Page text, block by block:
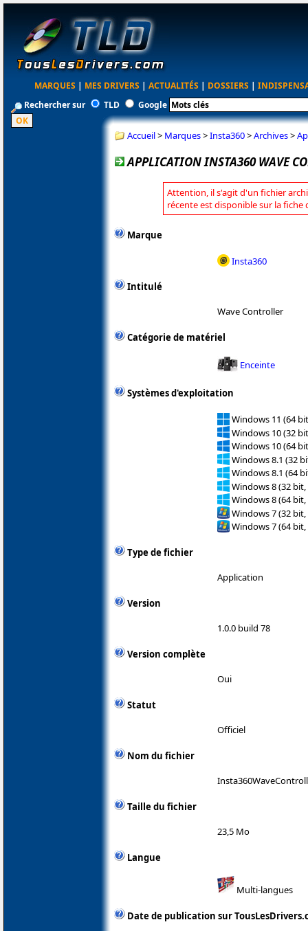
MARQUES | MES DRIVERS | ACTUALITÉS | DOSSIERS |
Rechercher sur
TLD Google
Accueil> Marques>Insta360>Archives>
APPLICATION INSTA360 WAVE
Attention, il s'agit d'un fichier
récente est disponible sur la fiche
Marque
Insta360
Intitulé
Wave Controller
Catégorie de matériel
Enceinte
Systèmes d'exploitation
Windows 11 (64
Windows 10 (32
Windows 10 (64
Windows 8.1 (32
Windows 8.1 (64
Windows 8 (32 bit,
Windows 8 (64 bit,
Windows 7 (32 bit,
Windows 7 (64 bit,
Type de fichier
Application
Version
1.0.0 build 78
Version complète
Oui
Statut
Officiel
Nom du fichier
Taille du fichier
23,5 Mo
Langue
Multi-langues
Date de publication sur